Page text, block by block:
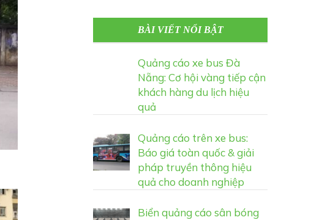
BÀI VIẾT NỔI BẬT
Quảng cáo xe bus Đà
Nẵng: Cơ hội vàng tiếp cận
khách hàng du lịch hiệu
quả
Quảng cáo trên xe bus:
Báo giá toàn quốc & giải
pháp truyền thông hiệu
quả cho doanh nghiệp
Biển quảng cáo sân bóng